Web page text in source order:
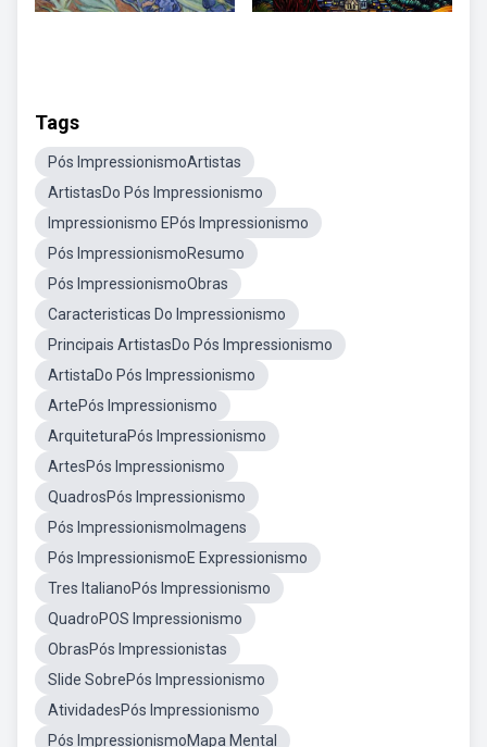
Tags
Pós ImpressionismoArtistas
ArtistasDo Pós Impressionismo
Impressionismo EPós Impressionismo
Pós ImpressionismoResumo
Pós ImpressionismoObras
Caracteristicas Do Impressionismo
Principais ArtistasDo Pós Impressionismo
ArtistaDo Pós Impressionismo
ArtePós Impressionismo
ArquiteturaPós Impressionismo
ArtesPós Impressionismo
QuadrosPós Impressionismo
Pós ImpressionismoImagens
Pós ImpressionismoE Expressionismo
Tres ItalianoPós Impressionismo
QuadroPOS Impressionismo
ObrasPós Impressionistas
Slide SobrePós Impressionismo
AtividadesPós Impressionismo
Pós ImpressionismoMapa Mental